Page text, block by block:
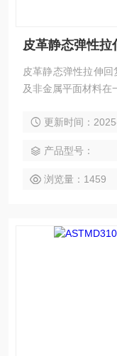
皮革静态弹性拉
皮革静态弹性拉伸
及非金属平面材料在
更新时间：
产品型号：
浏览量：1459